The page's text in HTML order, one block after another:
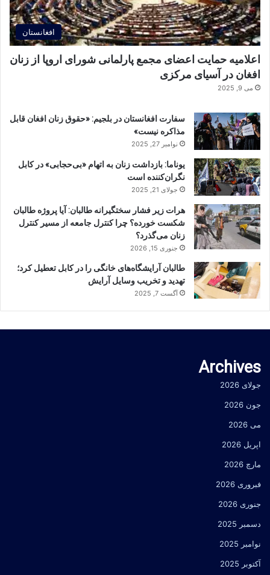
افغانستان
اعلامیه حمایت اعضای مجمع پارلمانی شورای اروپا از زنان
افغان در آسیای مرکزی
می 9, 2025
سفارت افغانستان در بلجیم: «حقوق زنان افغان قابل
مذاکره نیست»
نوامبر 27, 2025
یوناما: بازداشت زنان به اتهام «بی‌حجابی» در کابل
نگران‌کننده است
جولای 21, 2025
هرات زیر فشار سختگیرانه طالبان: آیا پروژه طالبان
شکست خورده؟ چرا کنترل جامعه از مسیر کنترل
زنان می‌گذرد؟
جنوری 15, 2026
طالبان آرایشگاه‌های خانگی را در کابل تعطیل کرد؛
تهدید و تخریب وسایل آرایش
آگست 7, 2025
Archives
جولای 2026
جون 2026
می 2026
اپریل 2026
مارچ 2026
فبروری 2026
جنوری 2026
دسمبر 2025
نوامبر 2025
آکتوبر 2025